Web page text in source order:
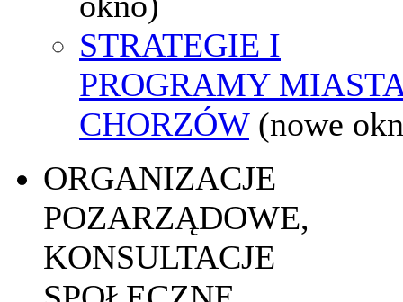
STRATEGIE I
PROGRAMY
CHORZÓW (nowe
ORGANIZACJE
POZARZĄDOWE,
KONSULTACJE